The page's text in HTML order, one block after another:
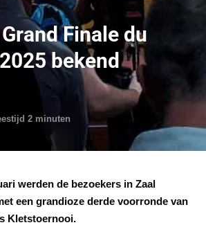
Finale du
bekend
2 minuten
werden de bezoekers in Zaal
een grandioze derde voorronde van
Kletstoernooi.